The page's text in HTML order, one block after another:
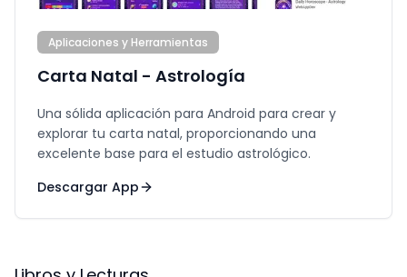
Aplicaciones y Herramientas
Carta Natal - Astrología
Una sólida aplicación para Android para crear y
explorar tu carta natal, proporcionando una
excelente base para el estudio astrológico.
Descargar App